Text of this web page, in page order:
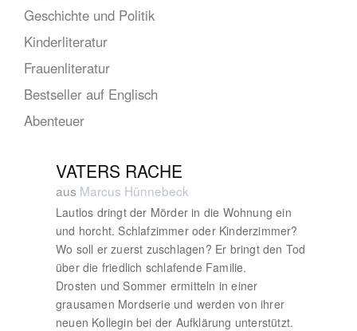
Geschichte und Politik
Kinderliteratur
Frauenliteratur
Bestseller auf Englisch
Abenteuer
VATERS RACHE
aus Marcus Hünnebeck
Lautlos dringt der Mörder in die Wohnung ein
und horcht. Schlafzimmer oder Kinderzimmer?
Wo soll er zuerst zuschlagen? Er bringt den Tod
über die friedlich schlafende Familie.
Drosten und Sommer ermitteln in einer
grausamen Mordserie und werden von ihrer
neuen Kollegin bei der Aufklärung unterstützt.